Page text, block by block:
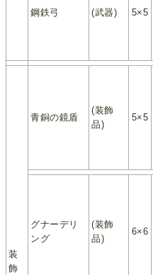
鋼鉄弓 (武器) 5×5
装
飾
青銅の鏡盾
(装飾
品)
5×5
グナーデリ
ング
(装飾
品)
6×6